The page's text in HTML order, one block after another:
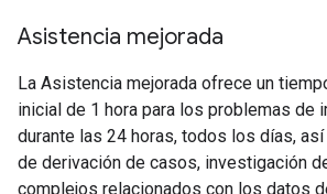
Asistencia mejorada
La Asistencia mejorada ofrece un
inicial de 1 hora para los problemas de
durante las 24 horas, todos los días,
de derivación de casos, investigación
complejos relacionados con los datos